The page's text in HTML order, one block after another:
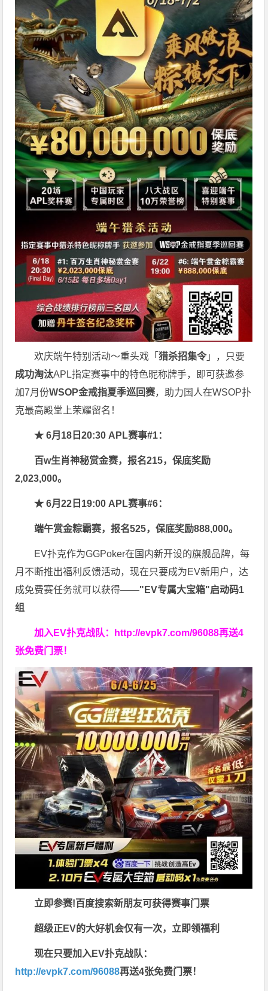
欢庆端午特别活动～重头戏「猎杀招集令」，只要
成功淘汰APL指定赛事中的特色昵称牌手，即可获邀参
加7月份WSOP金戒指夏季巡回赛，助力国人在WSOP扑
克最高殿堂上荣耀留名！
★ 6月18日20:30 APL赛事#1：
百w生肖神秘赏金赛，报名215，保底奖励
2,023,000。
★ 6月22日19:00 APL赛事#6：
端午赏金粽霸赛，报名525，保底奖励888,000。
EV扑克作为GGPoker在国内新开设的旗舰品牌，每
月不断推出福利反馈活动，现在只要成为EV新用户，达
成免费赛任务就可以获得——"EV专属大宝箱"启动码1
组
加入EV扑克战队： http://evpk7.com/96088再送4
张免费门票！
立即参赛!百度搜索新朋友可获得赛事门票
超级正EV的大好机会仅有一次，立即领福利
现在只要加入EV扑克战队：
http://evpk7.com/96088再送4张免费门票！